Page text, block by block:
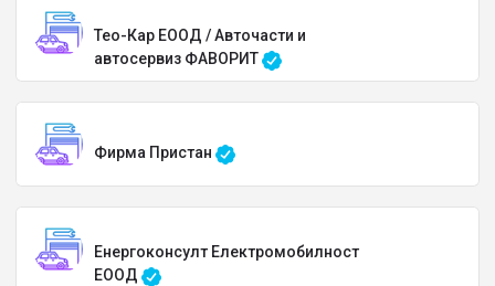
Тео-Кар ЕООД / Авточасти и
автосервиз ФАВОРИТ
Фирма Пристан
Енергоконсулт Електромобилност
ЕООД